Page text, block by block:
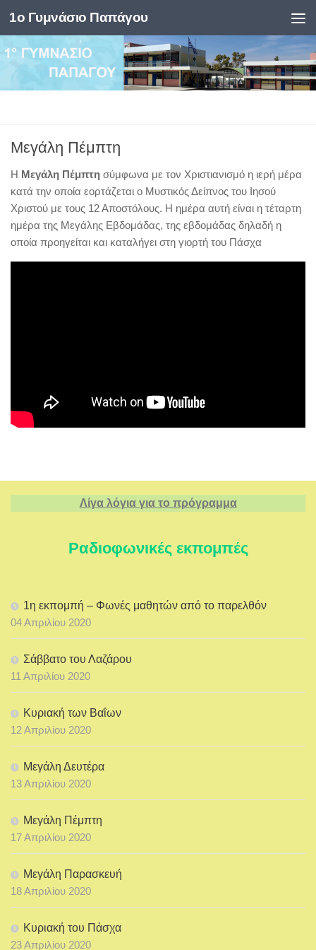
Skip to content
1ο Γυμνάσιο Παπάγου
Μεγάλη Πέμπτη
Η Μεγάλη Πέμπτη σύμφωνα με τον Χριστιανισμό η ιερή μέρα
κατά την οποία εορτάζεται ο Μυστικός Δείπνος του Ιησού
Χριστού με τους 12 Αποστόλους. Η ημέρα αυτή είναι η τέταρτη
ημέρα της Μεγάλης Εβδομάδας, της εβδομάδας δηλαδή η
οποία προηγείται και καταλήγει στη γιορτή του Πάσχα
Λίγα λόγια για το πρόγραμμα
Ραδιοφωνικές εκπομπές
1η εκπομπή – Φωνές μαθητών από το παρελθόν
04 Απριλίου 2020
Σάββατο του Λαζάρου
11 Απριλίου 2020
Κυριακή των Βαΐων
12 Απριλίου 2020
Μεγάλη Δευτέρα
13 Απριλίου 2020
Μεγάλη Πέμπτη
17 Απριλίου 2020
Μεγάλη Παρασκευή
18 Απριλίου 2020
Κυριακή του Πάσχα
23 Απριλίου 2020